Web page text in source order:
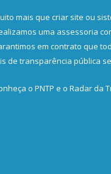
mais que criar site ou
uma assessoria
em contrato que
de transparência pública
o PNTP e o Radar da